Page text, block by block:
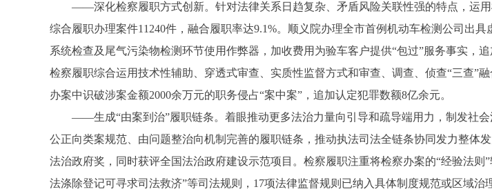
——深化检察履职方式创新。针对法律关系日趋复杂、矛盾风险关联性强的特点，运用
综合履职办理案件11240件，融合履职率达9.1%。顺义院办理全市首例机动车检测公司出
系统检查及尾气污染物检测环节使用作弊器，加收费用为验车客户提供“包过”服务事实，
检察履职综合运用技术性辅助、穿透式审查、实质性监督方式和审查、调查、侦查“三查”
办案中识破涉案金额2000余万元的职务侵占“案中案”，追加认定犯罪数额8亿余元。
——生成“由案到治”履职链条。着眼推动更多法治力量向引导和疏导端用力，制发社会
公正向类案规范、由问题整治向机制完善的履职链条，推动执法司法全链条协同发力整体
法治政府奖，同时获评全国法治政府建设示范项目。检察履职注重将检察办案的“经验法
法涤除登记可寻求司法救济”等司法规则，17项法律监督规则已纳入具体制度规范或区域治